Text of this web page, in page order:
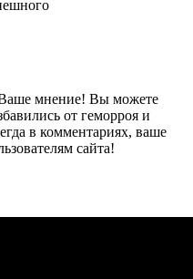
мнение! Вы можете
от геморроя и
в комментариях, ваше
сайта!